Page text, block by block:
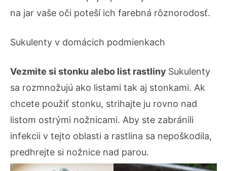
na jar vaše oči poteší ich farebná rôznorodosť.
Sukulenty v domácich podmienkach
Vezmite si stonku alebo list rastliny Sukulenty
sa rozmnožujú ako listami tak aj stonkami. Ak
chcete použiť stonku, strihajte ju rovno nad
listom ostrými nožnicami. Aby ste zabránili
infekcii v tejto oblasti a rastlina sa nepoškodila,
predhrejte si nožnice nad parou.